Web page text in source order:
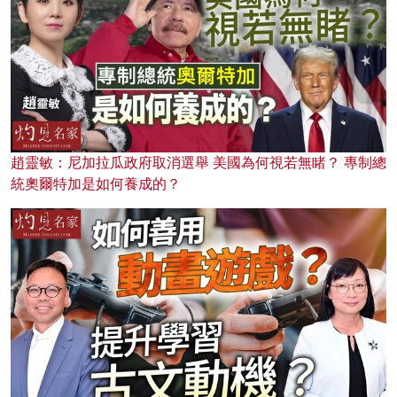
趙靈敏：尼加拉瓜政府取消選舉 美國為何視若無睹？ 專制總
統奧爾特加是如何養成的？